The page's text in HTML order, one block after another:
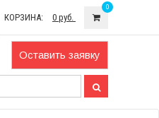
КОРЗИНА: 0 руб.
0
Оставить заявку